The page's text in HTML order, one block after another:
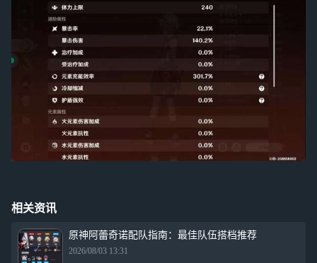
相关资讯
原神阿蕾奇诺配队指南：最佳队伍搭档推荐
2026/08/03 13:31